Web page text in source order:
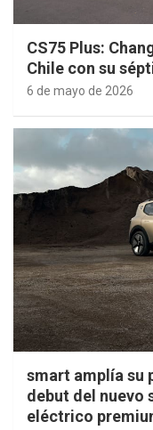
CS75 Plus:
Chile con su
6 de mayo de 2026
smart amplía su
debut del nuevo
eléctrico